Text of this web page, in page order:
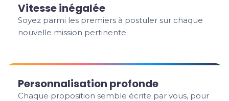
Vitesse inégalée
Soyez parmi les premiers à postuler sur chaque
nouvelle mission pertinente.
Personnalisation profonde
Chaque proposition semble écrite par vous, pour